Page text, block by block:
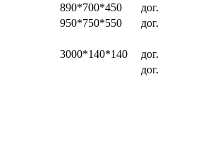
890*700*450
дог.
950*750*550
дог.
3000*140*140
дог.
дог.